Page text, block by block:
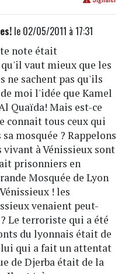
le 02/05/2011 à 17:31
note était
vaut mieux que les
ne sachent pas qu'ils
moi l'idée que Kamel
Quaïda! Mais est-ce
connait tous ceux qui
mosquée ? Rappelons
à Vénissieux sont
prisonniers en
Mosquée de Lyon
! les
venaient peut-
Le terroriste qui a été
du lyonnais était de
qui a fait un attentat
de Djerba était de la